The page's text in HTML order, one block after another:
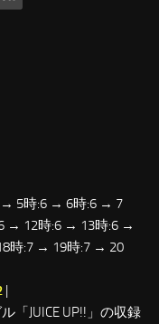
5時:6 → 6時:6 → 7
→ 12時:6 → 13時:6 →
時:7 → 19時:7 → 20
|
「JUICE UP!!」の収録